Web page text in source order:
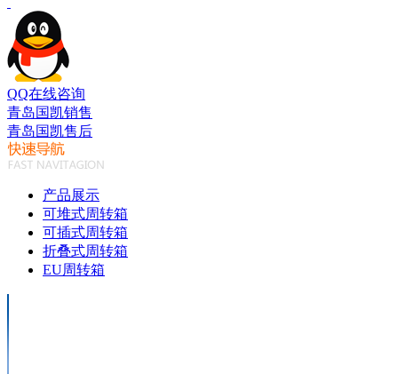
QQ在线咨询
青岛国凯销售
青岛国凯售后
产品展示
可堆式周转箱
可插式周转箱
折叠式周转箱
EU周转箱